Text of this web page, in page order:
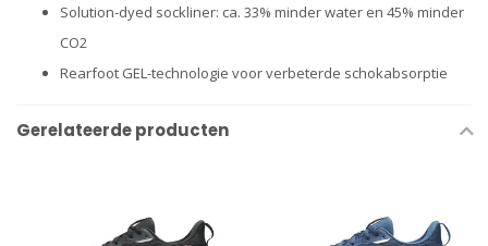
Solution-dyed sockliner: ca. 33% minder water en 45% minder
CO2
Rearfoot GEL-technologie voor verbeterde schokabsorptie
Gerelateerde producten